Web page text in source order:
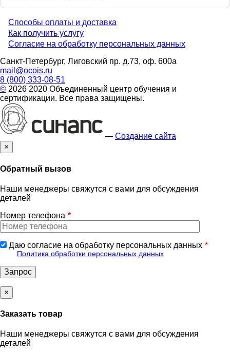
Menu
footer
Способы оплаты и доставка
Как получить услугу
Согласие на обработку персональных данных
Санкт-Петербург, Лиговский пр. д.73, оф. 600а
mail@ocois.ru
8 (800) 333-08-51
© 2026 2020 Объединенный центр обучения и
сертификации. Все права защищены.
— Создание сайта
×
Обратный вызов
Наши менеджеры свяжутся с вами для обсуждения
деталей
Номер телефона
Даю согласие на обработку персональных данных
Политика обработки персональных данных
×
Заказать товар
Наши менеджеры свяжутся с вами для обсуждения
деталей